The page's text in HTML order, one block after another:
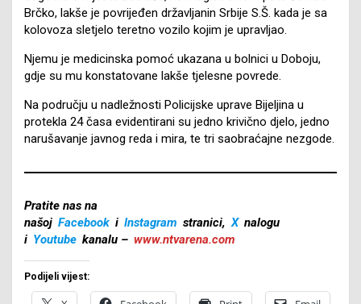
Brčko, lakše je povrijeđen državljanin Srbije S.Š. kada je sa
kolovoza sletjelo teretno vozilo kojim je upravljao.
Njemu je medicinska pomoć ukazana u bolnici u Doboju,
gdje su mu konstatovane lakše tjelesne povrede.
Na području u nadležnosti Policijske uprave Bijeljina u
protekla 24 časa evidentirani su jedno krivično djelo, jedno
narušavanje javnog reda i mira, te tri saobraćajne nezgode.
Pratite nas na
našoj Facebook i Instagram stranici, X nalogu
i Youtube kanalu – www.ntvarena.com
Podijeli vijest: